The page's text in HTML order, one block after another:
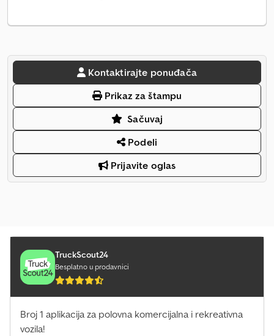
Kontaktirajte ponuđača
Prikaz za štampu
Sačuvaj
Podeli
Prijavite oglas
TruckScout24
Besplatno u prodavnici
Broj 1 aplikacija za polovna komercijalna i rekreativna
vozila!